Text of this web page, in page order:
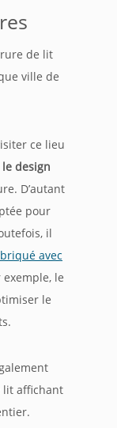
de lit
ville de
ce lieu
le design
D’autant
pour
il
avec
exemple, le
le
lit affichant